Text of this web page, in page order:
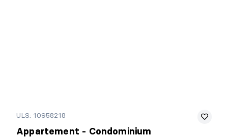
ULS: 10958218
Appartement - Condominium